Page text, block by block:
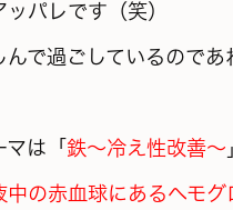
ッパレです（笑）
んで過ごしているのであ
は「 鉄～冷え性改善～
中の赤血球にあるヘモ